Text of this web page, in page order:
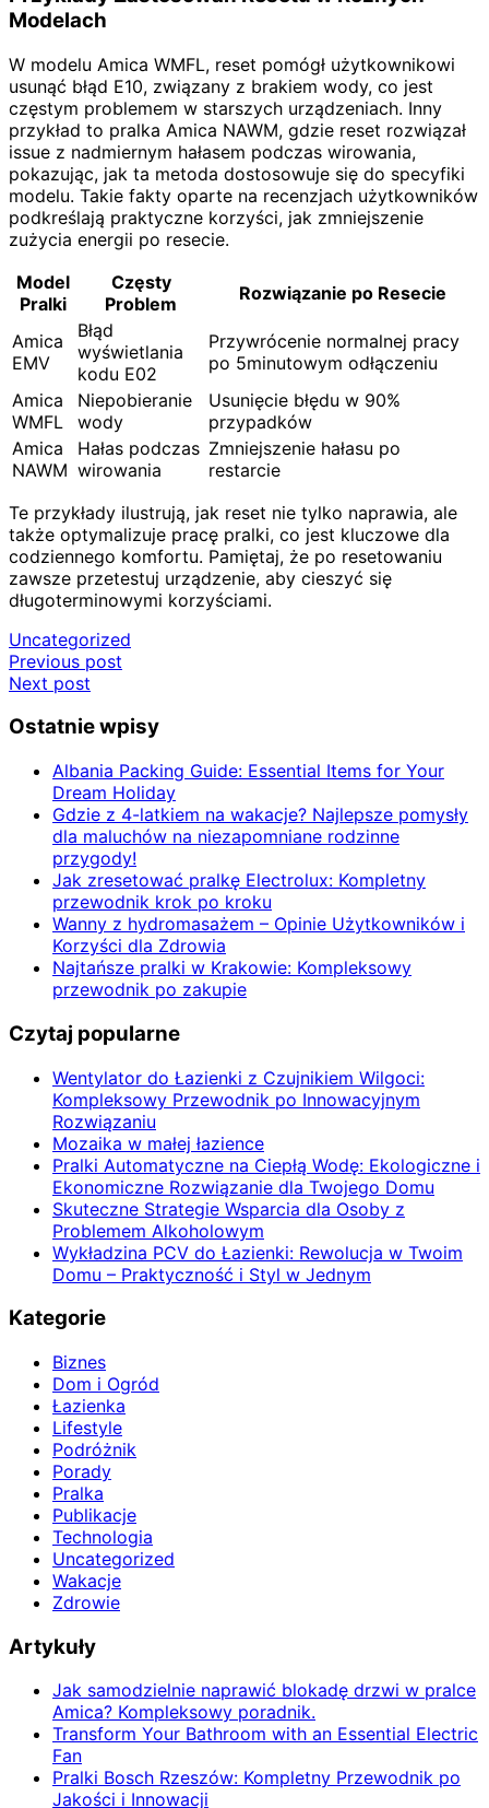
Modelach
W modelu Amica WMFL, reset pomógł użytkownikowi
usunąć błąd E10, związany z brakiem wody, co jest
częstym problemem w starszych urządzeniach. Inny
przykład to pralka Amica NAWM, gdzie reset rozwiązał
issue z nadmiernym hałasem podczas wirowania,
pokazując, jak ta metoda dostosowuje się do specyfiki
modelu. Takie fakty oparte na recenzjach użytkowników
podkreślają praktyczne korzyści, jak zmniejszenie
zużycia energii po resecie.
Model
Pralki
Częsty
Problem
Rozwiązanie po Resecie
Amica
EMV
Błąd
wyświetlania
kodu E02
Przywrócenie normalnej pracy
po 5minutowym odłączeniu
Amica
WMFL
Niepobieranie
wody
Usunięcie błędu w 90%
przypadków
Amica
NAWM
Hałas podczas
wirowania
Zmniejszenie hałasu po
restarcie
Te przykłady ilustrują, jak reset nie tylko naprawia, ale
także optymalizuje pracę pralki, co jest kluczowe dla
codziennego komfortu. Pamiętaj, że po resetowaniu
zawsze przetestuj urządzenie, aby cieszyć się
długoterminowymi korzyściami.
Uncategorized
Nawigacja
wpisu
Previous post
Next post
Ostatnie wpisy
Albania Packing Guide: Essential Items for Your
Dream Holiday
Gdzie z 4-latkiem na wakacje? Najlepsze pomysły
dla maluchów na niezapomniane rodzinne
przygody!
Jak zresetować pralkę Electrolux: Kompletny
przewodnik krok po kroku
Wanny z hydromasażem – Opinie Użytkowników i
Korzyści dla Zdrowia
Najtańsze pralki w Krakowie: Kompleksowy
przewodnik po zakupie
Czytaj popularne
Wentylator do Łazienki z Czujnikiem Wilgoci:
Kompleksowy Przewodnik po Innowacyjnym
Rozwiązaniu
Mozaika w małej łazience
Pralki Automatyczne na Ciepłą Wodę: Ekologiczne i
Ekonomiczne Rozwiązanie dla Twojego Domu
Skuteczne Strategie Wsparcia dla Osoby z
Problemem Alkoholowym
Wykładzina PCV do Łazienki: Rewolucja w Twoim
Domu – Praktyczność i Styl w Jednym
Kategorie
Biznes
Dom i Ogród
Łazienka
Lifestyle
Podróżnik
Porady
Pralka
Publikacje
Technologia
Uncategorized
Wakacje
Zdrowie
Artykuły
Jak samodzielnie naprawić blokadę drzwi w pralce
Amica? Kompleksowy poradnik.
Transform Your Bathroom with an Essential Electric
Fan
Pralki Bosch Rzeszów: Kompletny Przewodnik po
Jakości i Innowacji